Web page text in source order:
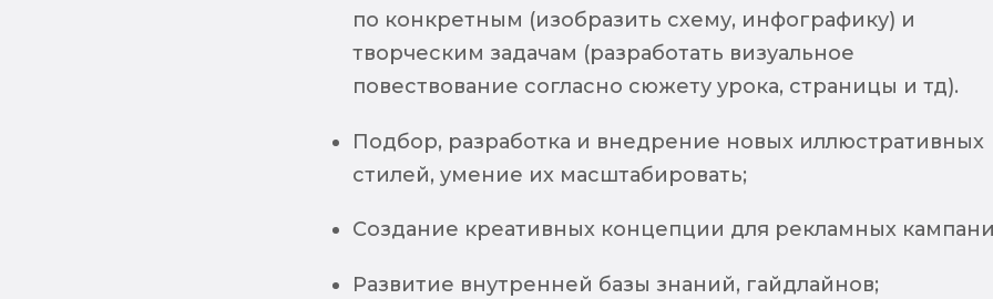
по конкретным (изобразить схему, инфографику) и
творческим задачам (разработать визуальное
повествование согласно сюжету урока, страницы и тд).
Подбор, разработка и внедрение новых иллюстративных
стилей, умение их масштабировать;
Создание креативных концепции для рекламных
Развитие внутренней базы знаний, гайдлайнов;